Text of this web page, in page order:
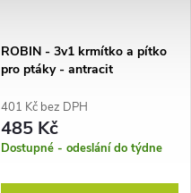
ROBIN - 3v1 krmítko a pítko
pro ptáky - antracit
401 Kč bez DPH
485 Kč
Dostupné - odeslání do týdne